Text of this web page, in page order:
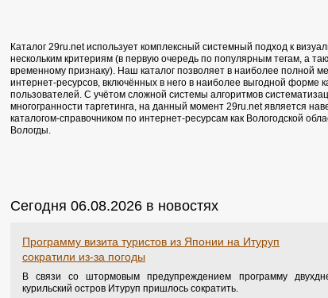
Каталог 29ru.net использует комплексный системный подход к
нескольким критериям (в первую очередь по популярным тегам, а
временному признаку). Наш каталог позволяет в наиболее полной
интернет-ресурсов, включённых в него в наиболее выгодной форме
пользователей. С учётом сложной системы алгоритмов
многогранности таргетинга, на данный момент 29ru.net является
каталогом-справочником по интернет-ресурсам как Вологодской
Вологды.
Сегодня 06.08.2026 в новостях
Программу визита туристов из Японии на Итуруп
сократили из-за погоды
В связи со штормовым предупреждением программу
курильский остров Итуруп пришлось сократить.